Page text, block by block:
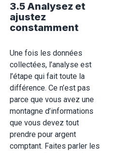
3.5 Analysez et
ajustez
constamment
Une fois les données
collectées, l’analyse est
l’étape qui fait toute la
différence. Ce n’est pas
parce que vous avez une
montagne d’informations
que vous devez tout
prendre pour argent
comptant. Faites parler les